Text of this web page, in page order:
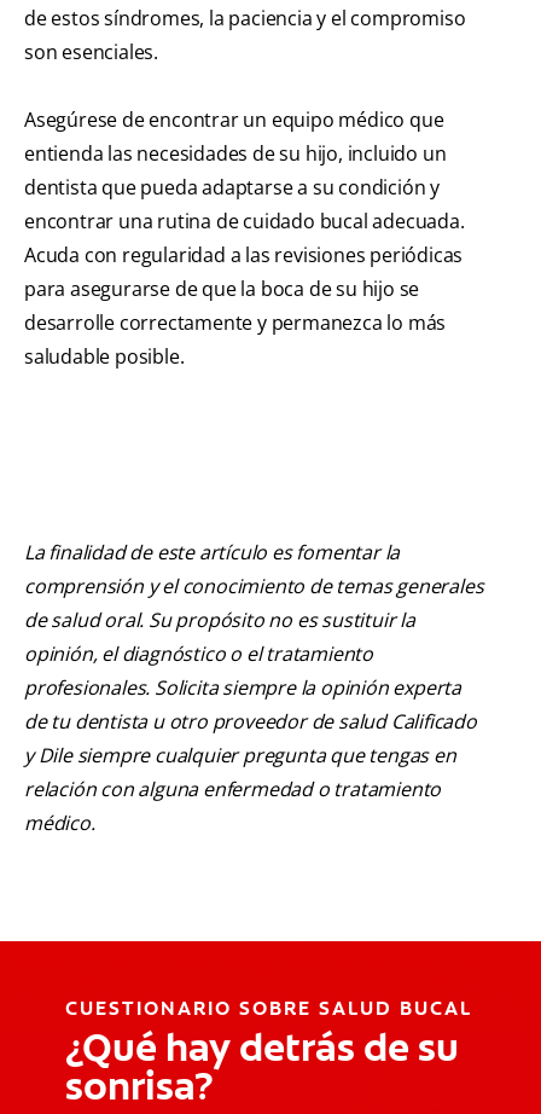
de estos síndromes, la paciencia y el compromiso
son esenciales.
Asegúrese de encontrar un equipo médico que
entienda las necesidades de su hijo, incluido un
dentista que pueda adaptarse a su condición y
encontrar una rutina de cuidado bucal adecuada.
Acuda con regularidad a las revisiones periódicas
para asegurarse de que la boca de su hijo se
desarrolle correctamente y permanezca lo más
saludable posible.
La finalidad de este artículo es fomentar la
comprensión y el conocimiento de temas generales
de salud oral. Su propósito no es sustituir la
opinión, el diagnóstico o el tratamiento
profesionales. Solicita siempre la opinión experta
de tu dentista u otro proveedor de salud Calificado
y Dile siempre cualquier pregunta que tengas en
relación con alguna enfermedad o tratamiento
médico.
CUESTIONARIO SOBRE SALUD BUCAL
¿Qué hay detrás de su
sonrisa?